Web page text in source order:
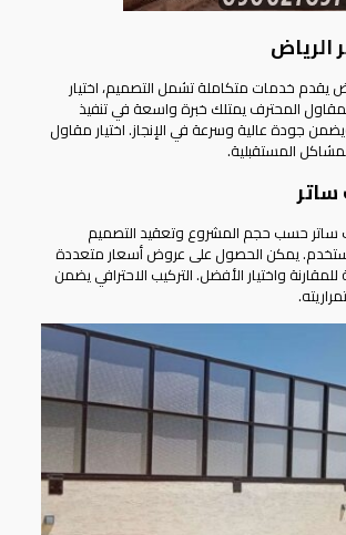
الرياض
يقدم خدمات متكاملة تشمل التصميم، اختيار
المحترف يمتلك خبرة واسعة في تنفيذ
جودة عالية وسرعة في الإنجاز. اختيار مقاول
المستقبلية.
ساتر حسب حجم المشروع وتعقيد التصميم
يمكن الحصول على عروض أسعار متعددة
واختيار الأفضل. التركيب الاحترافي يضمن